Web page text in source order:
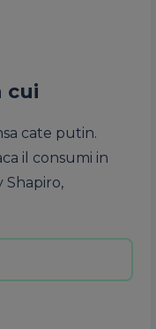
cui
cate putin.
il consumi in
Shapiro,